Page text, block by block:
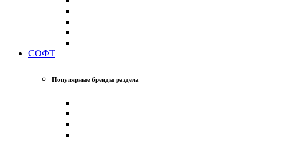
СОФТ
Популярные бренды раздела